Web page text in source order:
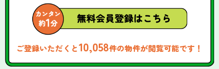
ご登録いただくと10,058件の物件が閲覧可能です！